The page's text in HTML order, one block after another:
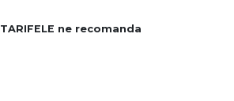
TARIFELE ne recomanda